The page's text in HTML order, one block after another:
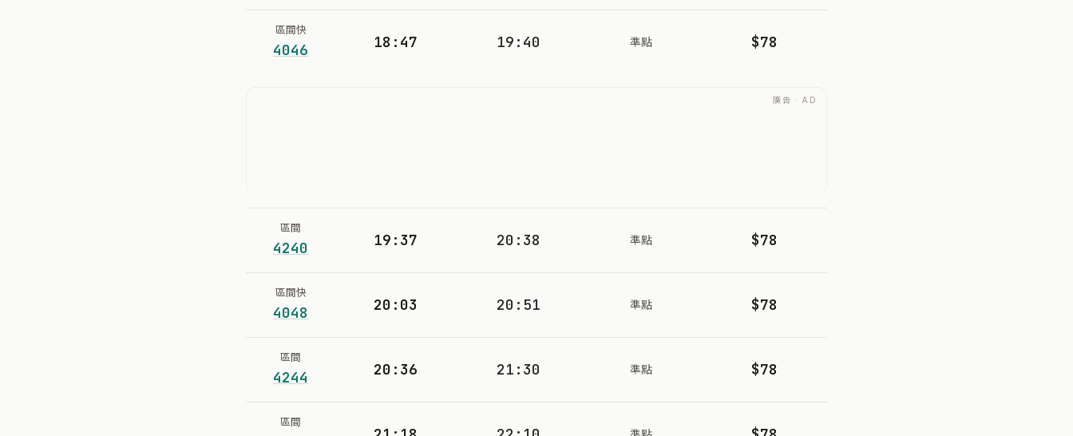
區間快
4046 18:47 19:40 準點 $78
廣告 · AD
區間
4240 19:37 20:38 準點 $78
區間快
4048 20:03 20:51 準點 $78
區間
4244 20:36 21:30 準點 $78
區間